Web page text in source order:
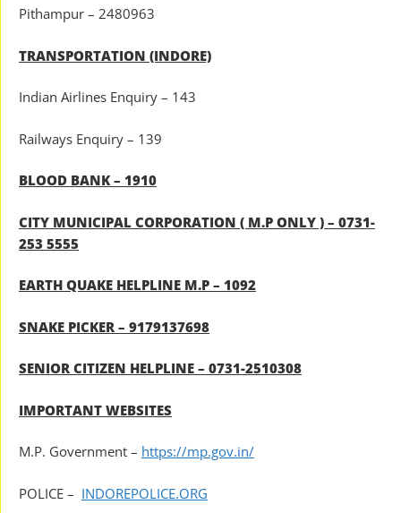
Pithampur – 2480963
TRANSPORTATION (INDORE)
Indian Airlines Enquiry – 143
Railways Enquiry – 139
BLOOD BANK – 1910
CITY MUNICIPAL CORPORATION ( M.P ONLY ) – 0731-
253 5555
EARTH QUAKE HELPLINE M.P – 1092
SNAKE PICKER – 9179137698
SENIOR CITIZEN HELPLINE – 0731-2510308
IMPORTANT WEBSITES
M.P. Government – https://mp.gov.in/
POLICE – INDOREPOLICE.ORG